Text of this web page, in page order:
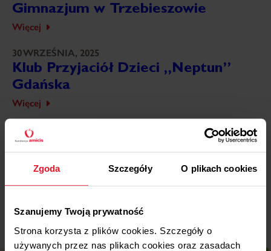
Zgoda Szczegóły O plikach cookies
Szanujemy Twoją prywatność
Strona korzysta z plików cookies. Szczegóły o
używanych przez nas plikach cookies oraz zasadach
Gimnazjum w Trzebieszowie
Więcej
30 WRZEŚNIA, 2025
Klub Przyjaciół Dzieci „Neptun”
Gdańska
Więcej
30 WRZEŚNIA, 2025
Miejski Klub Sportowy „Stal” z
Wronek